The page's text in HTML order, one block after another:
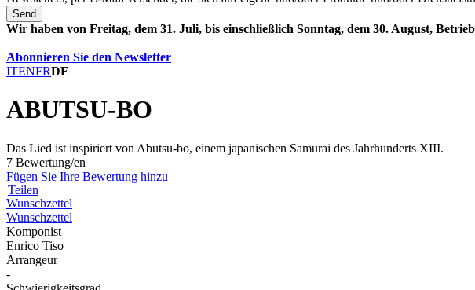
Send
Wir haben von Freitag, dem 31. Juli, bis einschließlich Sonntag, dem 30. August,
Abonnieren Sie den Newsletter
ITENFRDE
ABUTSU-BO
Das Lied ist inspiriert von Abutsu-bo, einem japanischen Samurai des Jahrhunderts XIII.
7 Bewertung/en
Fügen Sie Ihre Bewertung hinzu
Teilen
Wunschzettel
Wunschzettel
Komponist
Enrico Tiso
Arrangeur
-